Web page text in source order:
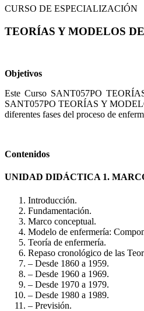
CURSO DE ESPECIALIZACIÓN
TEORÍAS Y MODELOS
Objetivos
Este Curso SANT057PO
SANT057PO TEORÍAS Y
diferentes fases del proceso de
Contenidos
UNIDAD DIDÁCTICA 1.
Introducción.
Fundamentación.
Marco conceptual.
Modelo de enfermería:
Teoría de enfermería.
Repaso cronológico de las
– Desde 1860 a 1959.
– Desde 1960 a 1969.
– Desde 1970 a 1979.
– Desde 1980 a 1989.
– Previsión.